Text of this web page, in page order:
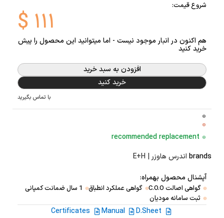
شروع قیمت:
$ ۱۱۱
هم اکنون در انبار موجود نیست - اما میتوانید این محصول را پیش
خرید کنید
افزودن به سبد خرید
خرید کنید
با تماس بگیرید
recommended replacement
brands اندرس هاوزر | E+H
آپشنال محصول بهمراه:
گواهی اصالت C.O.O گواهی عملکرد انطباق
1 سال ضمانت کمپانی
ثبت سامانه مودیان
D.Sheet
Manual
Certificates